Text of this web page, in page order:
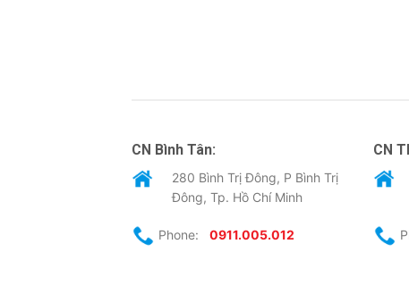
CN Bình Tân:
280 Bình Trị Đông, P Bình Trị
Đông, Tp. Hồ Chí Minh
Phone: 0911.005.012
CN